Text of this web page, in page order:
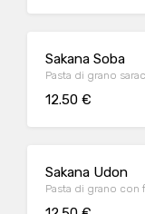
Sakana Soba
Pasta di grano
12.50 €
Sakana Udon
Pasta di grano con